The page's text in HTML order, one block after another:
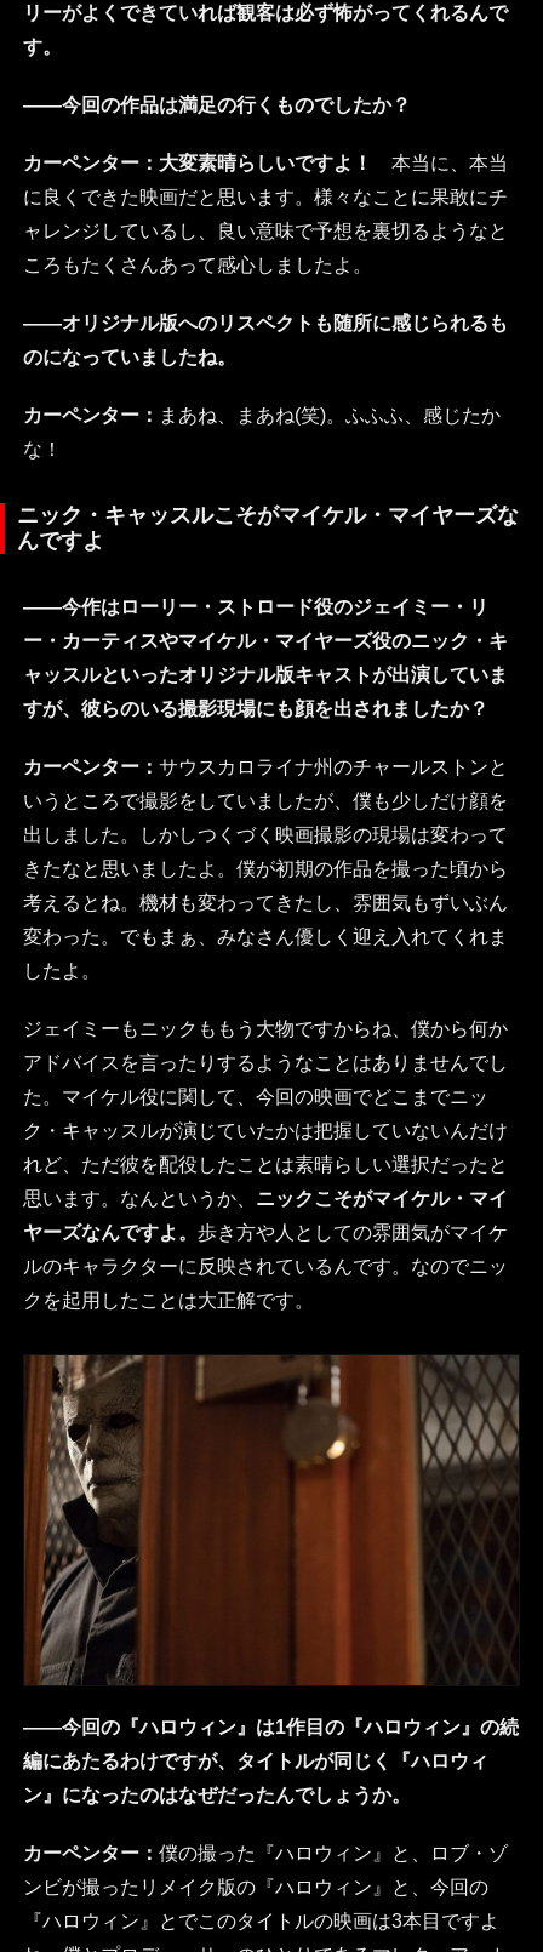
リーがよくできていれば観客は必ず怖がってくれるんで
す。
――今回の作品は満足の行くものでしたか？
カーペンター： 大変素晴らしいですよ！
本当に、本当
に良くできた映画だと思います。様々なことに果敢にチ
ャレンジしているし、良い意味で予想を裏切るようなと
ころもたくさんあって感心しましたよ。
――オリジナル版へのリスペクトも随所に感じられるも
のになっていましたね。
カーペンター： まあね、まあね(笑)。ふふふ、感じたか
な！
ニック・キャッスルこそがマイケル・マイヤーズな
んですよ
――今作はローリー・ストロード役のジェイミー・リ
ー・カーティスやマイケル・マイヤーズ役のニック・キ
ャッスルといったオリジナル版キャストが出演していま
すが、彼らのいる撮影現場にも顔を出されましたか？
カーペンター： サウスカロライナ州のチャールストンと
いうところで撮影をしていましたが、僕も少しだけ顔を
出しました。しかしつくづく映画撮影の現場は変わって
きたなと思いましたよ。僕が初期の作品を撮った頃から
考えるとね。機材も変わってきたし、雰囲気もずいぶん
変わった。でもまぁ、みなさん優しく迎え入れてくれま
したよ。
ジェイミーもニックももう大物ですからね、僕から何か
アドバイスを言ったりするようなことはありませんでし
た。マイケル役に関して、今回の映画でどこまでニッ
ク・キャッスルが演じていたかは把握していないんだけ
れど、ただ彼を配役したことは素晴らしい選択だったと
思います。なんというか、 ニックこそがマイケル・マイ
ヤーズなんですよ。 歩き方や人としての雰囲気がマイケ
ルのキャラクターに反映されているんです。なのでニッ
クを起用したことは大正解です。
――今回の『ハロウィン』は1作目の『ハロウィン』の続
編にあたるわけですが、タイトルが同じく『ハロウィ
ン』になったのはなぜだったんでしょうか。
カーペンター： 僕の撮った『ハロウィン』と、ロブ・ゾ
ンビが撮ったリメイク版の『ハロウィン』と、今回の
『ハロウィン』とでこのタイトルの映画は3本目ですよ